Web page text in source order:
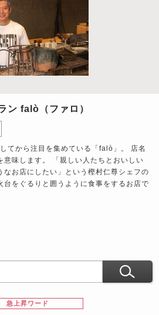
ン falò（ファロ）
てから注目を集めている「falò」。 店名
意味します。 「親しい人たちとおいしい
なお店にしたい」という樫村仁尊シェフの
台をぐるりと囲うように食事をするお店で
急上昇ワード